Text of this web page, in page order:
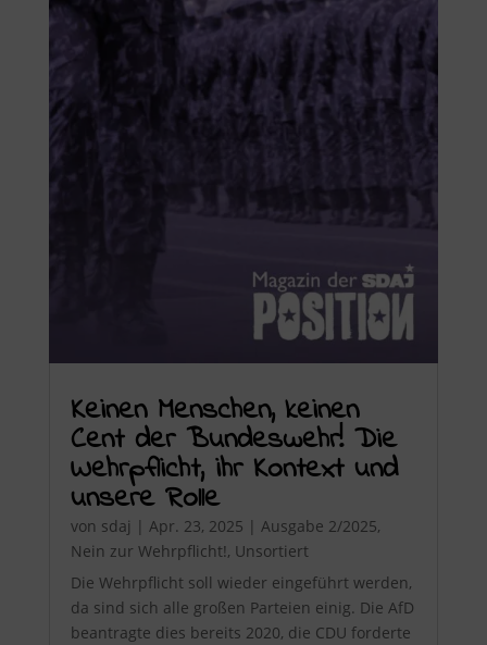
Keinen Menschen, keinen
Cent der Bundeswehr! Die
Wehrpflicht, ihr Kontext und
unsere Rolle
von sdaj | Apr. 23, 2025 | Ausgabe 2/2025,
Nein zur Wehrpflicht!, Unsortiert
Die Wehrpflicht soll wieder eingeführt werden,
da sind sich alle großen Parteien einig. Die AfD
beantragte dies bereits 2020, die CDU forderte